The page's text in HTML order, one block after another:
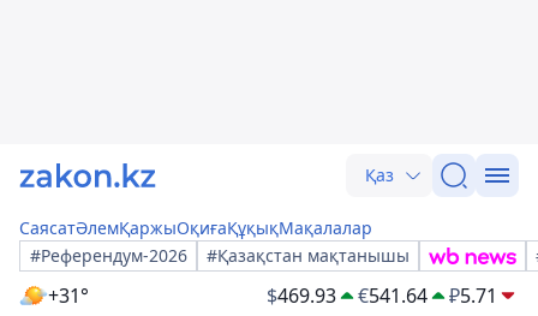
Қаз
СаясатӘлемҚаржыОқиғаҚұқықМақалалар
#Референдум-2026
#Қазақстан мақтанышы
+31° $469.93 €541.64 ₽5.71